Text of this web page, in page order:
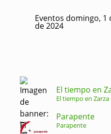
Eventos domingo,
de 2024
El tiempo en
El tiempo en Zarza
Parapente
Parapente